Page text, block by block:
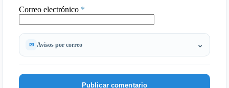
Correo electrónico *
Avisos por correo